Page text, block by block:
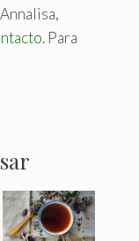
. Para